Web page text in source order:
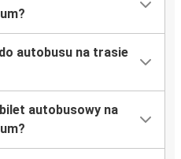
autobusu na trasie
autobusowy na